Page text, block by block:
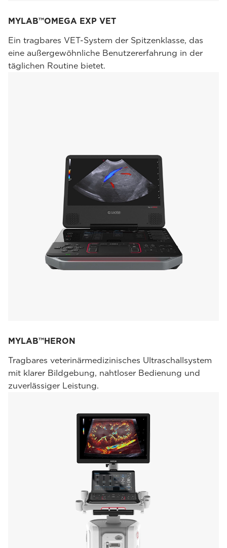
MYLAB™OMEGA EXP VET
Ein tragbares VET-System der Spitzenklasse, das
eine außergewöhnliche Benutzererfahrung in der
täglichen Routine bietet.
MYLAB™HERON
Tragbares veterinärmedizinisches Ultraschallsystem
mit klarer Bildgebung, nahtloser Bedienung und
zuverlässiger Leistung.